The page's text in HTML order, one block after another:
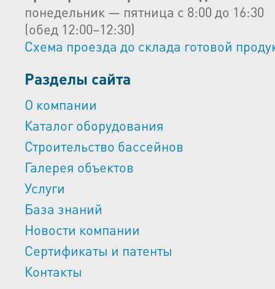
понедельник — пятница с 8:00 до 16:30
(обед 12:00–12:30)
Схема проезда до склада готовой
Разделы сайта
О компании
Каталог оборудования
Строительство бассейнов
Галерея объектов
Услуги
База знаний
Новости компании
Сертификаты и патенты
Контакты